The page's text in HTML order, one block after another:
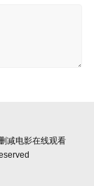
减电影在线观看